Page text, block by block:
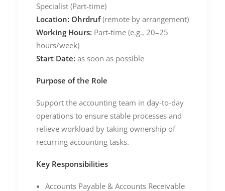
Specialist (Part-time)
Location: Ohrdruf(remote by arrangement)
Working Hours: Part-time (e.g., 20–25
hours/week)
Start Date: as soon as possible
Purpose of the Role
Support the accounting team in day-to-day
operations to ensure stable processes and
relieve workload by taking ownership of
recurring accounting tasks.
Key Responsibilities
Accounts Payable & Accounts Receivable